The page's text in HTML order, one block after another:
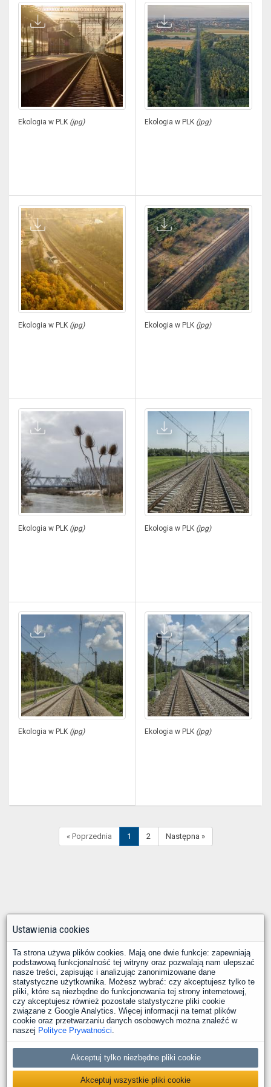
Ekologia w PLK (jpg) Ekologia w PLK (jpg)
Ekologia w PLK (jpg) Ekologia w PLK (jpg)
Ekologia w PLK (jpg) Ekologia w PLK (jpg)
Ekologia w PLK (jpg) Ekologia w PLK (jpg)
« Poprzednia 1 2 Następna »
Ustawienia cookies
Ta strona używa plików cookies. Mają one dwie funkcje: zapewniają
podstawową funkcjonalność tej witryny oraz pozwalają nam ulepszać
nasze treści, zapisując i analizując zanonimizowane dane
statystyczne użytkownika. Możesz wybrać: czy akceptujesz tylko te
pliki, które są niezbędne do funkcjonowania tej strony internetowej,
czy akceptujesz również pozostałe statystyczne pliki cookie
związane z Google Analytics. Więcej informacji na temat plików
cookie oraz przetwarzaniu danych osobowych można znaleźć w
naszej Polityce Prywatności.
Akceptuj tylko niezbędne pliki cookie
Akceptuj wszystkie pliki cookie